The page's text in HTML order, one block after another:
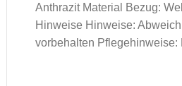
Anthrazit Material Bezug:
Hinweise Hinweise:
vorbehalten